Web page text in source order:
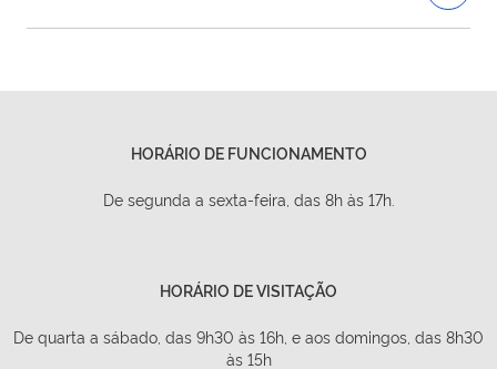
HORÁRIO DE FUNCIONAMENTO
De segunda a sexta-feira, das 8h às 17h.
HORÁRIO DE VISITAÇÃO
De quarta a sábado, das 9h30 às 16h, e aos domingos, das 8h30
às 15h